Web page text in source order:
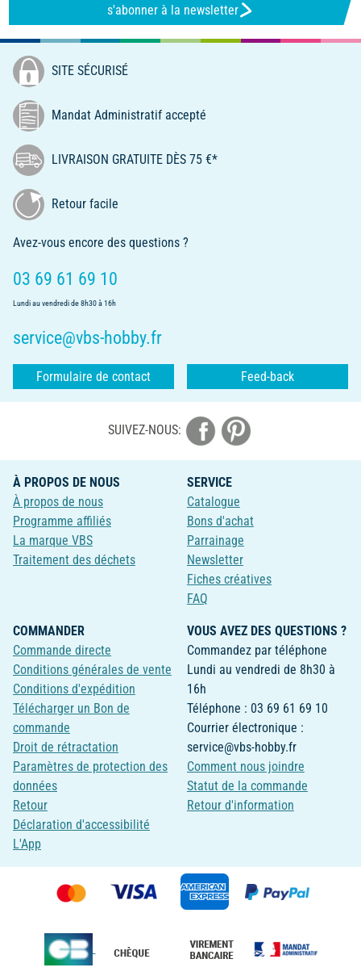
s'abonner à la newsletter
SITE SÉCURISÉ
Mandat Administratif accepté
LIVRAISON GRATUITE DÈS 75 €*
Retour facile
Avez-vous encore des questions ?
03 69 61 69 10
Lundi au vendredi de 8h30 à 16h
service@vbs-hobby.fr
Formulaire de contact Feed-back
SUIVEZ-NOUS:
À PROPOS DE NOUS
À propos de nous
Programme affiliés
La marque VBS
Traitement des déchets
SERVICE
Catalogue
Bons d'achat
Parrainage
Newsletter
Fiches créatives
FAQ
COMMANDER
Commande directe
Conditions générales de vente
Conditions d'expédition
Télécharger un Bon de
commande
Droit de rétractation
Paramètres de protection des
données
Retour
Déclaration d'accessibilité
L'App
VOUS AVEZ DES QUESTIONS ?
Commandez par téléphone
Lundi au vendredi de 8h30 à
16h
Téléphone : 03 69 61 69 10
Courrier électronique :
service@vbs-hobby.fr
Comment nous joindre
Statut de la commande
Retour d'information